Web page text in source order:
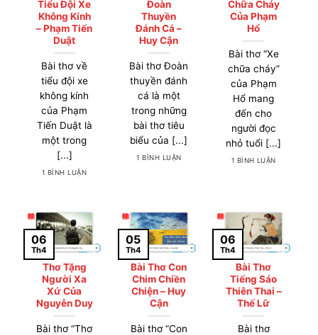
Tiểu Đội Xe
Không Kính
– Phạm Tiến
Duật
Bài thơ về
tiểu đội xe
không kính
của Phạm
Tiến Duật là
một trong
[...]
1 BÌNH LUẬN
Đoàn
Thuyền
Đánh Cá –
Huy Cận
Bài thơ Đoàn
thuyền đánh
cá là một
trong những
bài thơ tiêu
biểu của [...]
1 BÌNH LUẬN
Chữa Cháy
Của Phạm
Hổ
Bài thơ “Xe
chữa cháy”
của Phạm
Hổ mang
đến cho
người đọc
nhỏ tuổi [...]
1 BÌNH LUẬN
Thơ Tặng
Người Xa
Xứ Của
Nguyễn Duy
Bài thơ “Thơ
06
Th4
Bài Thơ Con
Chim Chiền
Chiện – Huy
Cận
Bài thơ “Con
05
Th4
Bài Thơ
Tiếng Sáo
Thiên Thai –
Thế Lữ
Bài thơ
06
Th4